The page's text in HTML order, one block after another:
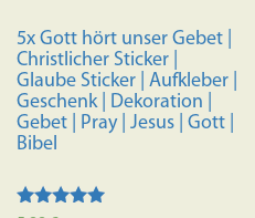
5x Gott hört unser Gebet |
Christlicher Sticker |
Glaube Sticker | Aufkleber |
Geschenk | Dekoration |
Gebet | Pray | Jesus | Gott |
Bibel